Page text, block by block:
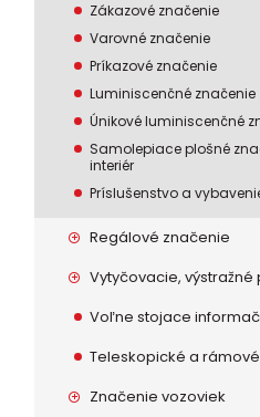
Zákazové značenie
Varovné značenie
Príkazové značenie
Luminiscenčné značenie
Únikové luminiscenčné
Samolepiace plošné
interiér
Príslušenstvo a
Regálové značenie
Vytyčovacie, výstražné
Voľne stojace
Teleskopické a
Značenie vozoviek